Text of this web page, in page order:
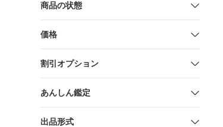
商品の状態
価格
割引オプション
あんしん鑑定
出品形式